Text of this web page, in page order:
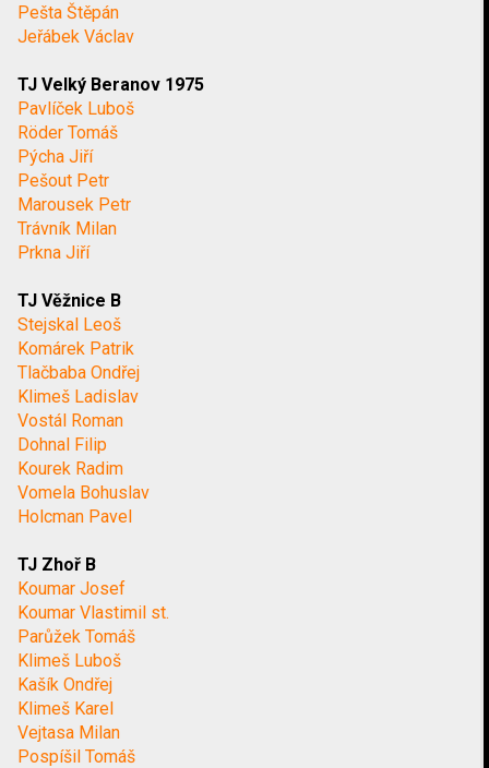
Pešta Štěpán
Jeřábek Václav
TJ Velký Beranov 1975
Pavlíček Luboš
Röder Tomáš
Pýcha Jiří
Pešout Petr
Marousek Petr
Trávník Milan
Prkna Jiří
TJ Věžnice B
Stejskal Leoš
Komárek Patrik
Tlačbaba Ondřej
Klimeš Ladislav
Vostál Roman
Dohnal Filip
Kourek Radim
Vomela Bohuslav
Holcman Pavel
TJ Zhoř B
Koumar Josef
Koumar Vlastimil st.
Parůžek Tomáš
Klimeš Luboš
Kašík Ondřej
Klimeš Karel
Vejtasa Milan
Pospíšil Tomáš